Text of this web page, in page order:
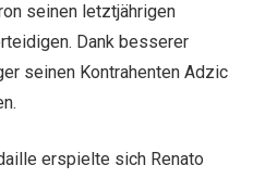
seinen letztjährigen
Dank besserer
seinen Kontrahenten Adzic
erspielte sich Renato